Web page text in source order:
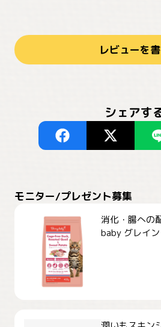
レビューを書
シェアす
モニター/プレゼント募集
消化・腸への
baby グレイ